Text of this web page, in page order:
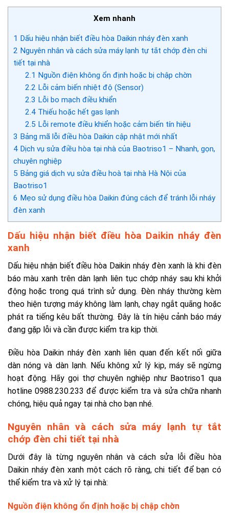
Xem nhanh
1 Dấu hiệu nhận biết điều hòa Daikin nháy đèn xanh
2 Nguyên nhân và cách sửa máy lạnh tự tắt chớp đèn chi
tiết tại nhà
2.1 Nguồn điện không ổn định hoặc bị chập chờn
2.2 Lỗi cảm biến nhiệt độ (Sensor)
2.3 Lỗi bo mạch điều khiển
2.4Thiếu hoặc hết gas lạnh
2.5 Lỗi remote điều khiển hoặc cảm biến tín hiệu
3 Bảng mã lỗi điều hòa Daikin cập nhật mới nhất
4 Dịch vụ sửa điều hòa tại nhà của Baotriso1 – Nhanh, gọn,
chuyên nghiệp
5 Bảng giá dịch vụ sửa điều hoà tại nhà Hà Nội của
Baotriso1
6 Mẹo sử dụng điều hòa Daikin đúng cách để tránh lỗi nháy
đèn xanh
Dấu hiệu nhận biết điều hòa Daikin nháy đèn
xanh
Dấu hiệu nhận biết điều hòa Daikin nháy đèn xanh là khi đèn
báo màu xanh trên dàn lạnh liên tục chớp nháy sau khi khởi
động hoặc trong quá trình sử dụng. Đèn nháy thường kèm
theo hiện tượng máy không làm lạnh, chạy ngắt quãng hoặc
phát ra tiếng kêu bất thường. Đây là tín hiệu cảnh báo máy
đang gặp lỗi và cần được kiểm tra kịp thời.
Điều hòa Daikin nháy đèn xanh liên quan đến kết nối giữa
dàn nóng và dàn lạnh. Nếu không xử lý kịp, máy sẽ ngừng
hoạt động. Hãy gọi thợ chuyên nghiệp như Baotriso1 qua
hotline 0988.230.233 để được kiểm tra và sửa chữa nhanh
chóng, hiệu quả ngay tại nhà cho bạn nhé.
Nguyên nhân và cách sửa máy lạnh tự tắt
chớp đèn chi tiết tại nhà
Dưới đây là từng nguyên nhân và cách sửa lỗi điều hòa
Daikin nháy đèn xanh một cách rõ ràng, chi tiết để bạn có
thể kiểm tra và xử lý tại nhà:
Nguồn điện không ổn định hoặc bị chập chờn